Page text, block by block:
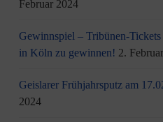
Februar 2024
Gewinnspiel – Tribünen-
in Köln zu gewinnen! 2.
Geislarer Frühjahrsputz am
2024